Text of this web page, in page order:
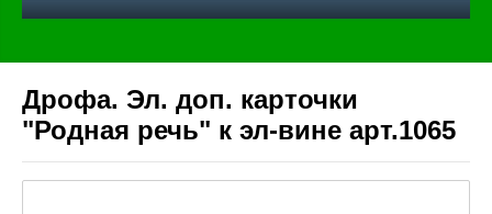
Дрофа. Эл. доп. карточки
"Родная речь" к эл-вине арт.1065